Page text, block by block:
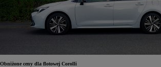
Obniżone ceny dla flotowej Corolli